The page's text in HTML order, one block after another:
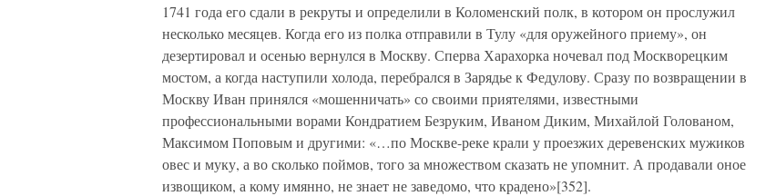
1741 года его сдали в рекруты и определили в Коломенский полк, в котором он прослужил
несколько месяцев. Когда его из полка отправили в Тулу «для оружейного приему», он
дезертировал и осенью вернулся в Москву. Сперва Харахорка ночевал под Москворецким
мостом, а когда наступили холода, перебрался в Зарядье к Федулову. Сразу по возвращении в
Москву Иван принялся «мошенничать» со своими приятелями, известными
профессиональными ворами Кондратием Безруким, Иваном Диким, Михайлой Голованом,
Максимом Поповым и другими: «…по Москве-реке крали у проезжих деревенских мужиков
овес и муку, а во сколько поймов, того за множеством сказать не упомнит. А продавали оное
извощиком, а кому имянно, не знает не заведомо, что крадено»[352].